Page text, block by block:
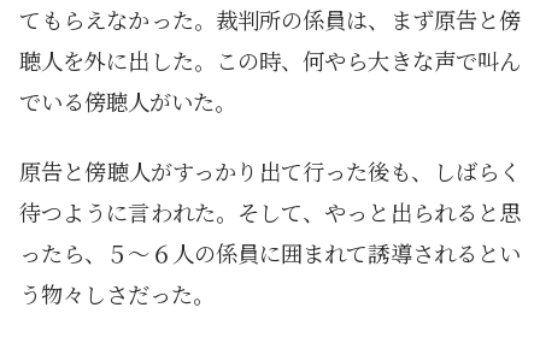
てもらえなかった。裁判所の係員は、まず原告と傍
聴人を外に出した。この時、何やら大きな声で叫ん
でいる傍聴人がいた。
原告と傍聴人がすっかり出て行った後も、しばらく
待つように言われた。そして、やっと出られると思
ったら、５～６人の係員に囲まれて誘導されるとい
う物々しさだった。